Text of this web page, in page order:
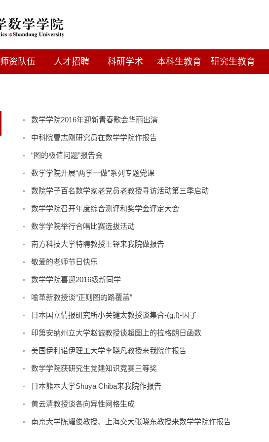
师资队伍 人才招聘 科研学术 本科生教育 研究生教育
数学学院2016年迎新青春歌会华丽出演
中科院曹志刚研究员在数学学院作报告
“图的极值问题”报告会
数学学院开展“两学一做”系列专题党课
数院学子百名数学家老党员老教授寻访活动第三季启动
数学学院召开年度综合测评和奖学金评定大会
数学学院举行合唱比赛选拔活动
南方科技大学特聘教授王铎来我院做报告
敬爱的老师节日快乐
数学学院喜迎2016级新同学
喻革新教授谈“正则图的路覆盖”
日本国立情报研究所小关键太教授谈集合-(g,f)-因子
印第安纳州立大学赵诚教授谈超图上的拉格朗日函数
美国伊利诺伊理工大学李晓凡教授来我院作报告
数学学院获研究生党建知识竞赛三等奖
日本熊本大学Shuya Chiba来我院作报告
黄云清教授谈各向异性网格生成
南京大学陈耀俊教授、上海交大张晓东教授来数学学院作报告